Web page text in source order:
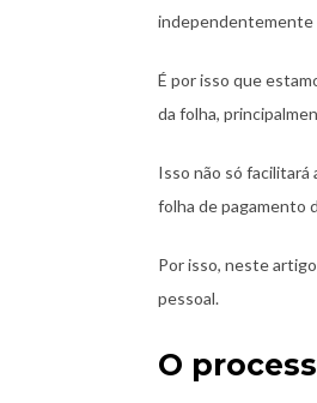
independentemente
É por isso que
da folha,
Isso não só facilitará
folha de pagamento
Por isso, neste
pessoal.
O